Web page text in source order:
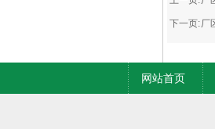
下一页:厂
网站首页